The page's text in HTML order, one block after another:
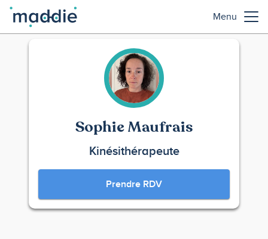
Menu
Sophie Maufrais
Kinésithérapeute
Prendre RDV